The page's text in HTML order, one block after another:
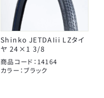
Shinko JETDAIii LZタイ
ヤ 24×1 3/8
商品コード：14164
カラー：ブラック